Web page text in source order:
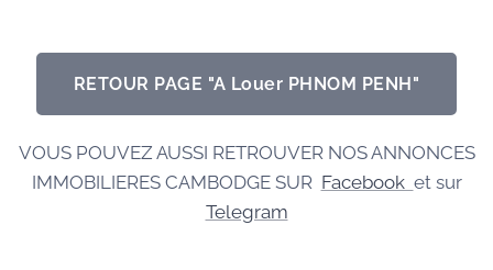
RETOUR PAGE "A Louer PHNOM PENH"
VOUS POUVEZ AUSSI RETROUVER NOS ANNONCES
IMMOBILIERES CAMBODGE SUR Facebook et sur
Telegram